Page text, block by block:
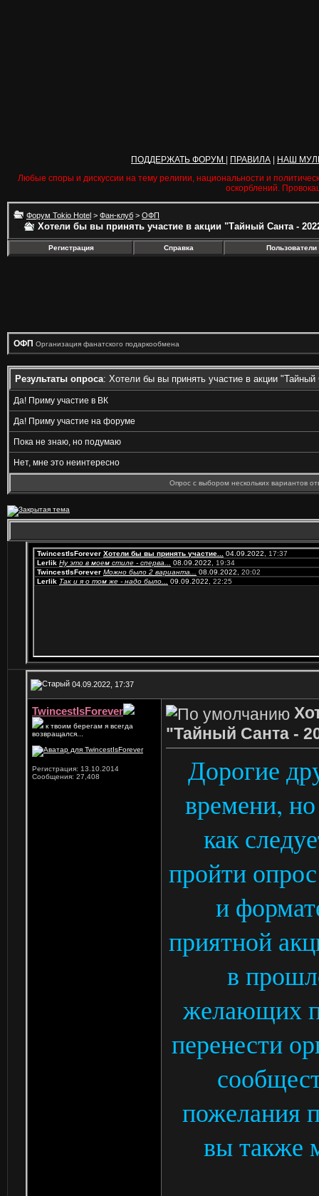
ПОДДЕРЖАТЬ ФОРУМ ПРАВИЛА
НАШ
Любые споры и дискуссии на тему религии, национальности и
оскорблений.
Форум Tokio Hotel > Фан-клуб > ОФП
Хотели бы вы принять участие в акции "Тайный Санта -
Регистрация Справка Пользователи
ОФП Организация фанатского подаркообмена
Результаты опроса: Хотели бы вы принять участие в акции "Тайный
Да! Приму участие в ВК
Да! Приму участие на форуме
Пока не знаю, но подумаю
Нет, мне это неинтересно
Опрос с выбором нескольких вариантов
TwincestIsForever Хотели бы вы принять участие... 04.09.2022, 17:37
Lerlik Ну это в моем стиле - сперва... 08.09.2022, 19:34
TwincestIsForever Можно было 2 варианта... 08.09.2022, 20:02
Lerlik Так и я о том же - надо было... 09.09.2022, 22:25
04.09.2022, 17:37
TwincestIsForever
к твоим берегам я всегда
возвращался...
Регистрация: 13.10.2014
Сообщения: 27,408
"Тайный Санта -
Дорогие
времени,
как
пройти
и
приятной
в
желающих
перенести
пожелания
вы также